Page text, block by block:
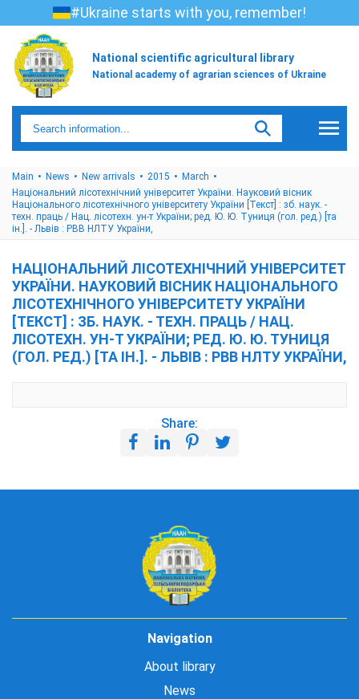
#Ukraine starts with you, remember!
National scientific agricultural library
National academy of agrarian sciences of Ukraine
Main News New arrivals 2015
March
Національний лісотехнічний університет України. Науковий вісник
Національного лісотехнічного університету України [Текст] : зб. наук. -
техн. праць / Нац. лісотехн. ун-т України; ред. Ю. Ю. Туниця (гол. ред.) [та
ін.]. - Львів : РВВ НЛТУ України,
НАЦІОНАЛЬНИЙ ЛІСОТЕХНІЧНИЙ УНІВЕРСИТЕТ
УКРАЇНИ. НАУКОВИЙ ВІСНИК НАЦІОНАЛЬНОГО
ЛІСОТЕХНІЧНОГО УНІВЕРСИТЕТУ УКРАЇНИ
[ТЕКСТ] : ЗБ. НАУК. - ТЕХН. ПРАЦЬ / НАЦ.
ЛІСОТЕХН. УН-Т УКРАЇНИ; РЕД. Ю. Ю. ТУНИЦЯ
(ГОЛ. РЕД.) [ТА ІН.]. - ЛЬВІВ : РВВ НЛТУ УКРАЇНИ,
Share:
Navigation
About library
News